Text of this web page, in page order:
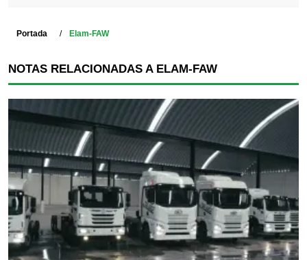
Portada Elam-FAW
NOTAS RELACIONADAS A ELAM-FAW